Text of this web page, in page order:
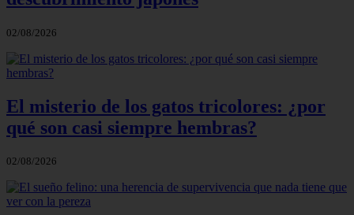
02/08/2026
El misterio de los gatos tricolores: ¿por
qué son casi siempre hembras?
02/08/2026